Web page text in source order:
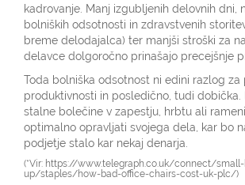
kadrovanje. Manj izgubljenih delovnih dni,
bolniških odsotnosti in zdravstvenih
breme delodajalca) ter manjši stroški za
delavce dolgoročno prinašajo precejšnje
Toda bolniška odsotnost ni edini razlog za
produktivnosti in posledično, tudi dobička.
stalne bolečine v zapestju, hrbtu ali
optimalno opravljati svojega dela, kar bo
podjetje stalo kar nekaj denarja.
(*Vir: https://www.telegraph.co.uk/connect/
up/staples/how-bad-office-chairs-cost-uk-plc/)